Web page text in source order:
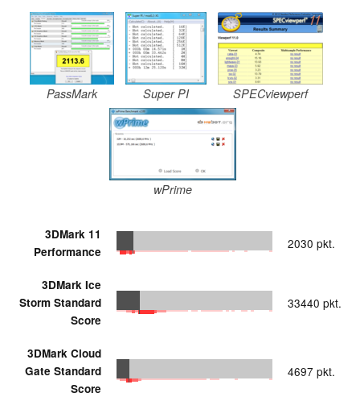
PassMark Super PI SPECviewperf
wPrime
3DMark 11
Performance
2030 pkt.
3DMark Ice
Storm Standard
Score
33440 pkt.
3DMark Cloud
Gate Standard
Score
4697 pkt.